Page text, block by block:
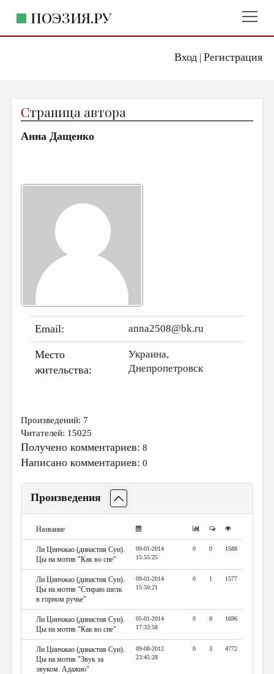
Вход| Регистрация
ПОЭЗИЯ.РУ
ЖАНРЫ
АВТОРЫ
ЛИТСАЛОН
ПРАВИЛА САЙТА
ОТДЕЛЫ И РУБРИКИ
ИЗБРАННОЕ
ДАЙДЖЕСТ
ПРОИЗВЕДЕНИЯ
ПЕРЕВОДЫ
КОНКУРСЫ
ОБЗОР ЛИТЕРАТУРЫ
СТРАНИЦЫ ПАМЯТИ
ОБЪЯВЛЕНИЯ
РЕДКОЛЛЕГИЯ
ОТ РЕДАКЦИИ
МАЛАЯ ПРОЗА
ЭССЕИСТИКА
ЛИТЕРАТУРОВЕДЕНИЕ
КУЛЬТУРОВЕДЕНИЕ
ПУБЛИЦИСТИКА
РЕЦЕНЗИРОВАНИЕ
Страница автора
Анна Дащенко
Email: anna2508@bk.ru
Место
жительства:
Украина,
Днепропетровск
Произведений: 7
Читателей: 15025
Получено комментариев: 8
Написано комментариев: 0
Произведения
Название
Ли Цинчжао (династия Сун).
Цы на мотив "Как во сне"
09-01-2014
15:55:25
0 0 1588
Ли Цинчжао (династия Сун).
Цы на мотив "Стираю шелк
в горном ручье"
09-01-2014
15:50:21
0 1 1577
Ли Цинчжао (династия Сун).
Цы на мотив "Как во сне"
05-01-2014
17:33:58
0 0 1696
Ли Цинчжао (династия Сун).
Цы на мотив "Звук за
звуком. Адажио"
09-08-2012
23:45:28
0 3 4772